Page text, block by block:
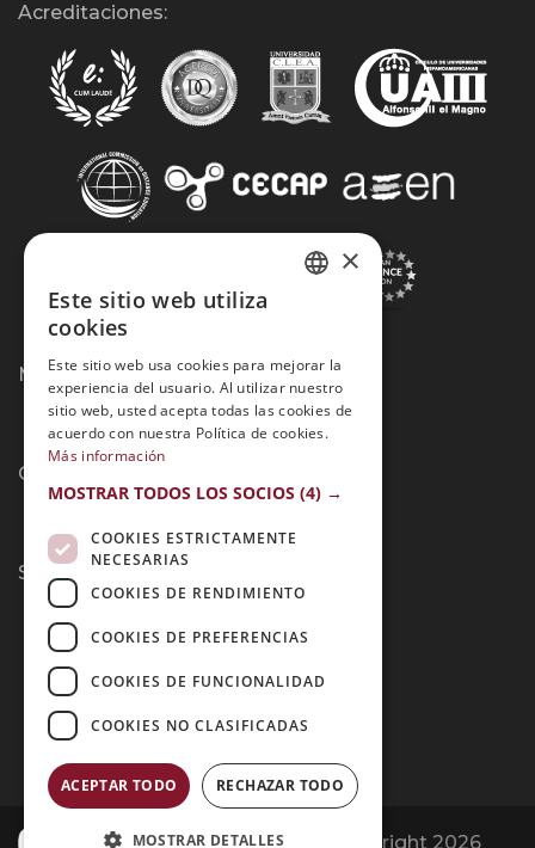
Acreditaciones:
Métodos de Pago:
Contacto:
Síguenos:
Opiniones Grupo Esneca | Copyright 2026
×
Este sitio web utiliza
cookies
Este sitio web usa cookies para mejorar la
experiencia del usuario. Al utilizar nuestro
sitio web, usted acepta todas las cookies de
acuerdo con nuestra Política de cookies.
Más información
MOSTRAR TODOS LOS SOCIOS (4) →
COOKIES ESTRICTAMENTE
NECESARIAS
COOKIES DE RENDIMIENTO
COOKIES DE PREFERENCIAS
COOKIES DE FUNCIONALIDAD
COOKIES NO CLASIFICADAS
ACEPTAR TODO RECHAZAR TODO
MOSTRAR DETALLES